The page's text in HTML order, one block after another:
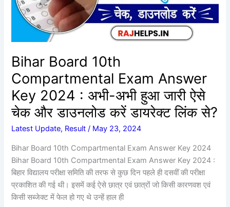
Bihar Board 10th
Compartmental Exam Answer
Key 2024 : अभी-अभी हुआ जारी ऐसे
चेक और डाउनलोड करें डायरेक्ट लिंक से?
Latest Update, Result / May 23, 2024
Bihar Board 10th Compartmental Exam Answer Key 2024
Bihar Board 10th Compartmental Exam Answer Key 2024 :
बिहार विद्यालय परीक्षा समिति की तरफ से कुछ दिन पहले ही दसवीं की परीक्षा
प्रकाशित की गई थी। इसमें कई ऐसे छात्र एवं छात्रों जो किसी कारणवश एवं
किसी सब्जेक्ट में फेल हो गए थे उन्हें हाल ही
Key
2024
अभी-
अभी
हुआ
जारी
ऐसे
चेक
और
डाउनलोड
डायरेक्ट
लिंक
से?